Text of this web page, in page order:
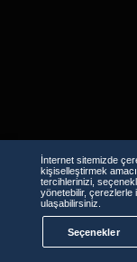
İnternet sitemizde
kişiselleştirmek
tercihlerinizi,
yönetebilir, çerezlerle
ulaşabilirsiniz.
Seçenekler